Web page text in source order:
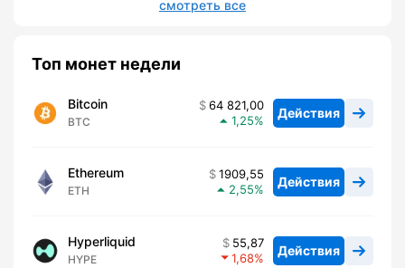
смотреть все
Топ монет недели
Bitcoin
BTC
64 821,00
1,25
Действия
Ethereum
ETH
1909,55
2,55
Действия
Hyperliquid
HYPE
55,87
1,68
Действия